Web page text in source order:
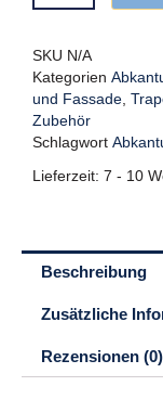
SKU N/A
Kategorien
und Fassade,
Zubehör
Schlagwort
Lieferzeit: 7 - 10
Beschreibung
Zusätzliche
Rezensionen (0)